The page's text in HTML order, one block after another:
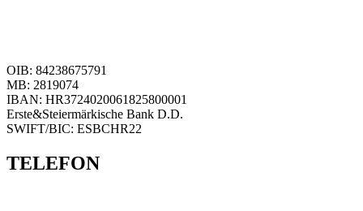
OIB: 84238675791
MB: 2819074
IBAN: HR3724020061825800001
Erste&Steiermärkische Bank D.D.
SWIFT/BIC: ESBCHR22
TELEFON